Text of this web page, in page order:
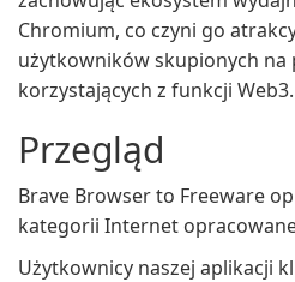
Chromium, co czyni go
użytkowników skupionych na
korzystających z funkcji Web3.
Przegląd
Brave Browser to Freeware
kategorii Internet
Użytkownicy naszej aplikacji